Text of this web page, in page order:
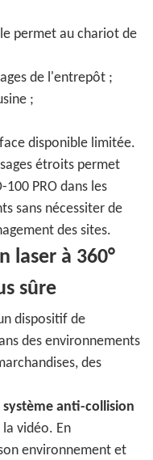
permet au chariot de
de l'entrepôt ;
;
disponible limitée.
étroits permet
PRO dans les
sans nécessiter de
des sites.
laser à 360°
sûre
dispositif de
des environnements
des
système anti-collision
vidéo. En
environnement et